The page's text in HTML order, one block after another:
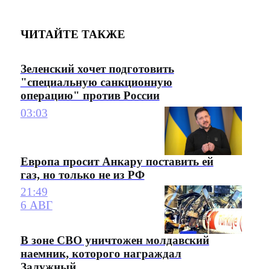
ЧИТАЙТЕ ТАКЖЕ
Зеленский хочет подготовить
"специальную санкционную
операцию" против России
03:03
Европа просит Анкару поставить ей
газ, но только не из РФ
21:49
6 АВГ
В зоне СВО уничтожен молдавский
наемник, которого награждал